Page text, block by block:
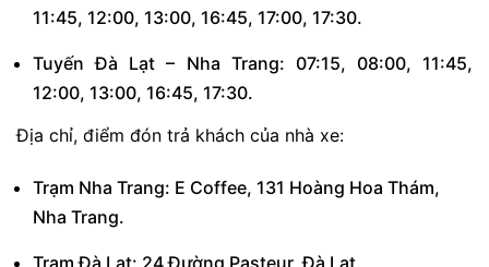
11:45, 12:00, 13:00, 16:45, 17:00, 17:30.
Tuyến Đà Lạt – Nha Trang: 07:15, 08:00, 11:45,
12:00, 13:00, 16:45, 17:30.
Địa chỉ, điểm đón trả khách của nhà xe:
Trạm Nha Trang: E Coffee, 131 Hoàng Hoa Thám,
Nha Trang.